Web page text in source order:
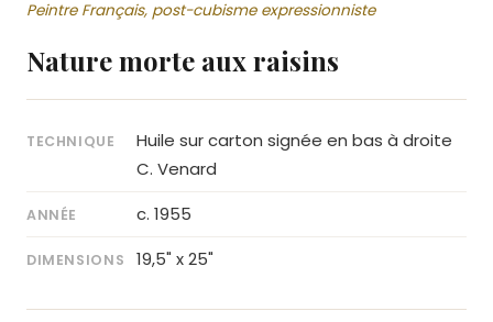
Peintre Français, post-cubisme expressionniste
Nature morte aux raisins
TECHNIQUE
Huile sur carton signée en bas à droite
C. Venard
ANNÉE c. 1955
DIMENSIONS 19,5" x 25"